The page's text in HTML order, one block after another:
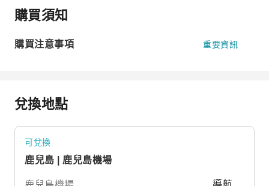
購買須知
購買注意事項 重要資訊
兌換地點
可兌換
鹿兒島 | 鹿兒島機場
導航